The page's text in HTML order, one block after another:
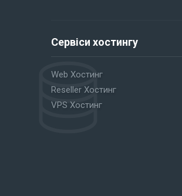
Сервіси хостингу
Web Хостинг
Reseller Хостинг
VPS Хостинг